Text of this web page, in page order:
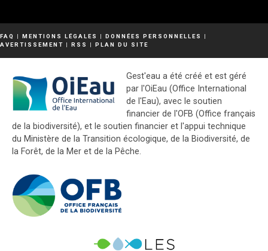
FAQ | MENTIONS LÉGALES | DONNÉES PERSONNELLES
|
AVERTISSEMENT | RSS | PLAN DU SITE
Gest'eau a été créé et est géré
par l'OiEau (Office International
de l'Eau), avec le soutien
financier de l'OFB (Office français
de la biodiversité), et le soutien financier et l'appui technique
du Ministère de la Transition écologique, de la Biodiversité, de
la Forêt, de la Mer et de la Pêche.